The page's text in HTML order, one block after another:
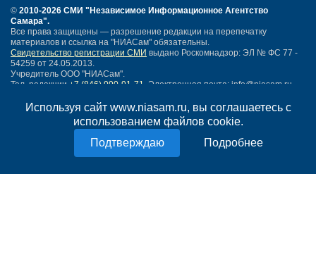
Используя сайт www.niasam.ru, вы соглашаетесь с
использованием файлов cookie.
Подробнее
© 2010-2026 СМИ "Независимое Информационное Агентство
Самара".
Все права защищены — разрешение редакции на перепечатку
материалов и ссылка на "НИАСам" обязательны.
Свидетельство регистрации СМИ выдано Роскомнадзор: ЭЛ № ФС 77 -
54259 от 24.05.2013.
Учредитель ООО "НИАСам".
Тел. редакции +7 (846) 990-91-71. Электронная почта: info@niasam.ru
Написать письмо
Политика конфиденциальности
18+